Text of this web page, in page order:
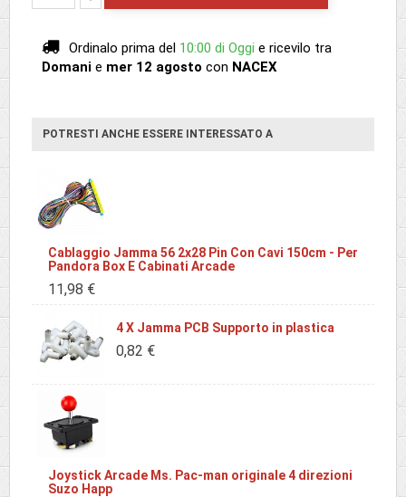
Ordinalo prima del 10:00 di Oggi e ricevilo tra
Domani e mer 12 agosto con NACEX
POTRESTI ANCHE ESSERE INTERESSATO A
Cablaggio Jamma 56 2x28 Pin Con Cavi 150cm - Per
Pandora Box E Cabinati Arcade
11,98 €
4 X Jamma PCB Supporto in plastica
0,82 €
Joystick Arcade Ms. Pac-man originale 4 direzioni
Suzo Happ